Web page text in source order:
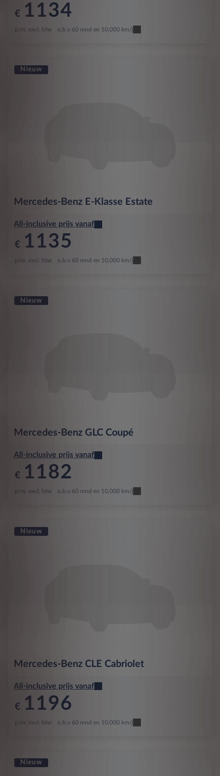
€ 1134
p/m. excl. btw o.b.v 60 mnd en 10,000 km/j
Nieuw
Mercedes-Benz E-Klasse Estate
All-inclusive prijs vanaf
€ 1135
p/m. excl. btw o.b.v 60 mnd en 10,000 km/j
Nieuw
Mercedes-Benz GLC Coupé
All-inclusive prijs vanaf
€ 1182
p/m. excl. btw o.b.v 60 mnd en 10,000 km/j
Nieuw
Mercedes-Benz CLE Cabriolet
All-inclusive prijs vanaf
€ 1196
p/m. excl. btw o.b.v 60 mnd en 10,000 km/j
Nieuw